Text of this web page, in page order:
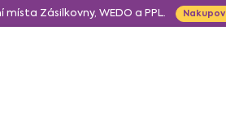
Zásilkovny, WEDO a PPL.